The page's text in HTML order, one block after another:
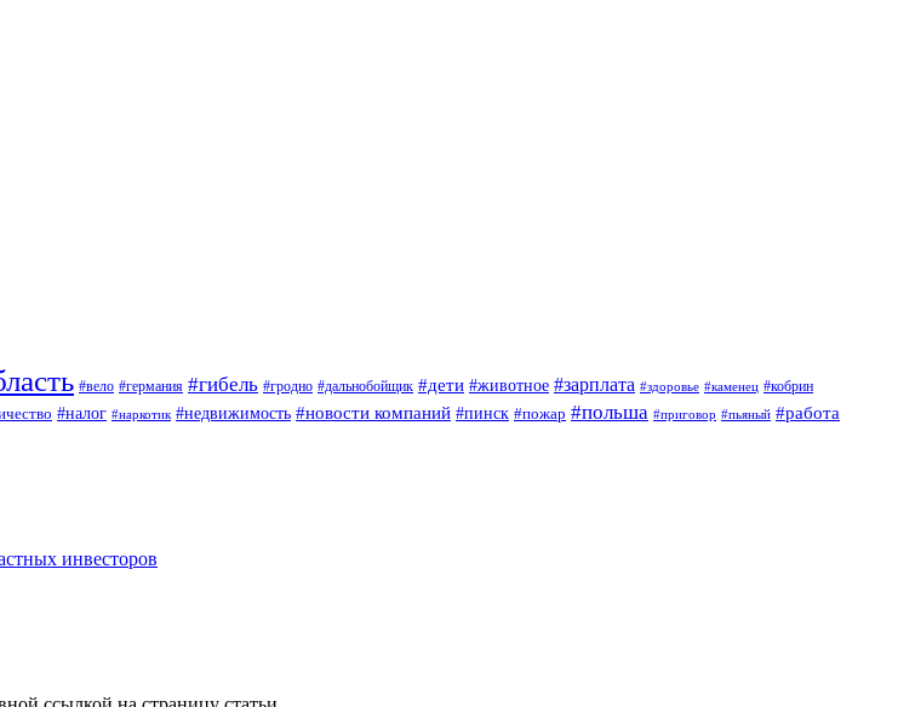
#вело #германия #гибель #гродно #дальнобойщик #дети #животное #зарплата #здоровье #каменец #кобрин
#налог #наркотик #недвижимость #новости компаний #пинск #пожар #польша #приговор #пьяный #работа
инвесторов